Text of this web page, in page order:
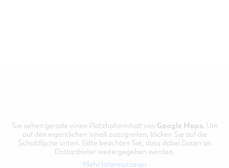
Sie sehen gerade einen Platzhalterinhalt von Google Maps. Um
auf den eigentlichen Inhalt zuzugreifen, klicken Sie auf die
Schaltfläche unten. Bitte beachten Sie, dass dabei Daten an
Drittanbieter weitergegeben werden.
Mehr Informationen